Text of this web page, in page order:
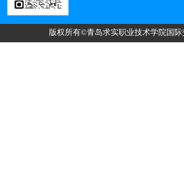
版权所有©青岛求实职业技术学院国际